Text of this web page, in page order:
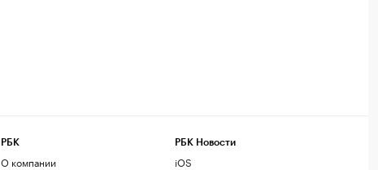
РБК
О компании
РБК Новости
iOS